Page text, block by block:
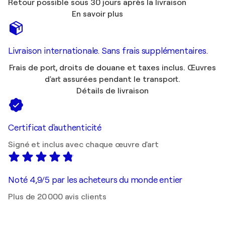
Retour possible sous 30 jours après la livraison
En savoir plus
Livraison internationale. Sans frais supplémentaires.
Frais de port, droits de douane et taxes inclus. Œuvres
d'art assurées pendant le transport.
Détails de livraison
Certificat d'authenticité
Signé et inclus avec chaque œuvre d'art
Noté 4,9/5 par les acheteurs du monde entier
Plus de 20 000 avis clients